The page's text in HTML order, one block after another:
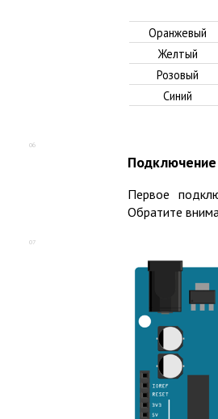
Оранжевый
Желтый
Розовый
Синий
06
Первое
Обратите
07